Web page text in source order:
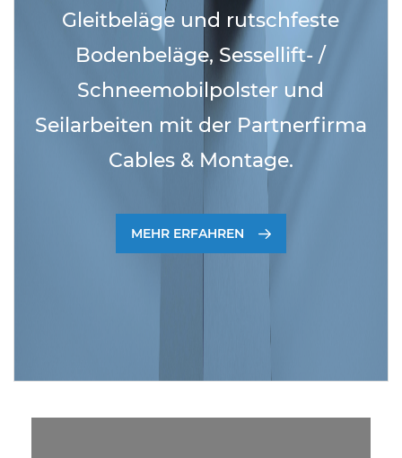
Gleitbeläge und rutschfeste
Bodenbeläge, Sessellift- /
Schneemobilpolster und
Seilarbeiten mit der Partnerfirma
Cables & Montage.
MEHR ERFAHREN